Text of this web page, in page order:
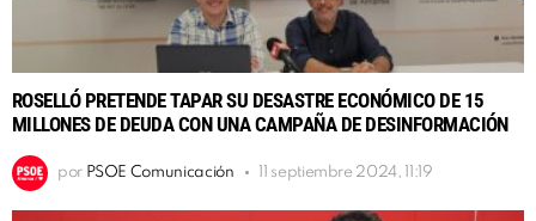
ROSELLÓ PRETENDE TAPAR SU DESASTRE ECONÓMICO DE 15
MILLONES DE DEUDA CON UNA CAMPAÑA DE DESINFORMACIÓN
por PSOE Comunicación 11 septiembre 2024, 11:19